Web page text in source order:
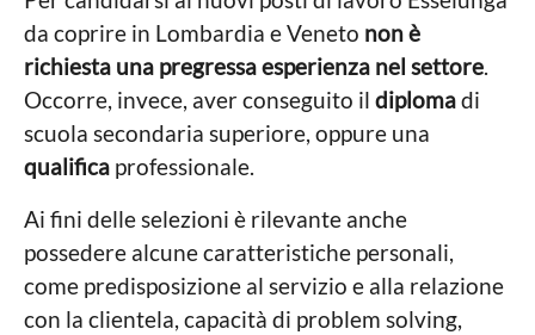
da coprire in Lombardia e Veneto non è
richiesta una pregressa esperienza nel settore.
Occorre, invece, aver conseguito il diplomadi
scuola secondaria superiore, oppure una
qualifica professionale.
Ai fini delle selezioni è rilevante anche
possedere alcune caratteristiche personali,
come predisposizione al servizio e alla relazione
con la clientela, capacità di problem solving,